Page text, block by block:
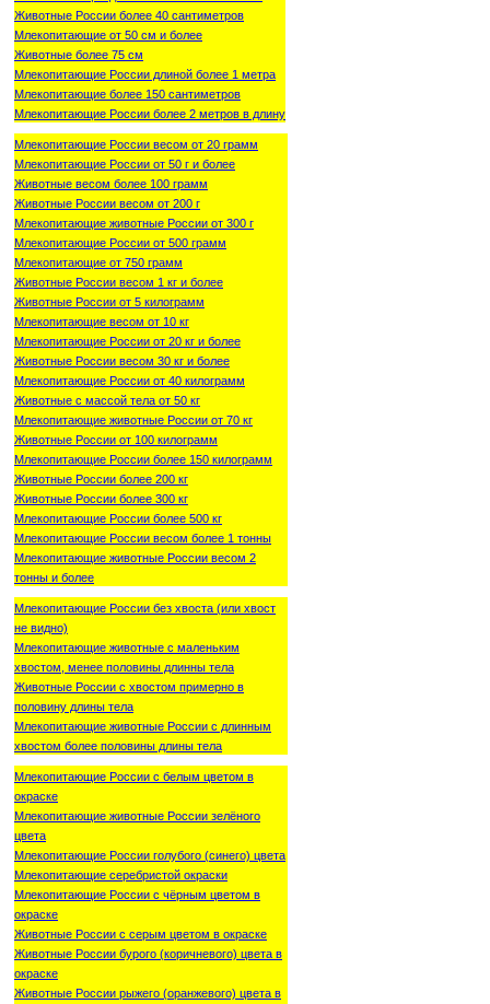
Животные России более 40 сантиметров
Млекопитающие от 50 см и более
Животные более 75 см
Млекопитающие России длиной более 1 метра
Млекопитающие более 150 сантиметров
Млекопитающие России более 2 метров в длину
Млекопитающие России весом от 20 грамм
Млекопитающие России от 50 г и более
Животные весом более 100 грамм
Животные России весом от 200 г
Млекопитающие животные России от 300 г
Млекопитающие России от 500 грамм
Млекопитающие от 750 грамм
Животные России весом 1 кг и более
Животные России от 5 килограмм
Млекопитающие весом от 10 кг
Млекопитающие России от 20 кг и более
Животные России весом 30 кг и более
Млекопитающие России от 40 килограмм
Животные с массой тела от 50 кг
Млекопитающие животные России от 70 кг
Животные России от 100 килограмм
Млекопитающие России более 150 килограмм
Животные России более 200 кг
Животные России более 300 кг
Млекопитающие России более 500 кг
Млекопитающие России весом более 1 тонны
Млекопитающие животные России весом 2
тонны и более
Млекопитающие России без хвоста (или хвост
не видно)
Млекопитающие животные с маленьким
хвостом, менее половины длинны тела
Животные России с хвостом примерно в
половину длины тела
Млекопитающие животные России с длинным
хвостом более половины длины тела
Млекопитающие России с белым цветом в
окраске
Млекопитающие животные России зелёного
цвета
Млекопитающие России голубого (синего) цвета
Млекопитающие серебристой окраски
Млекопитающие России с чёрным цветом в
окраске
Животные России с серым цветом в окраске
Животные России бурого (коричневого) цвета в
окраске
Животные России рыжего (оранжевого) цвета в